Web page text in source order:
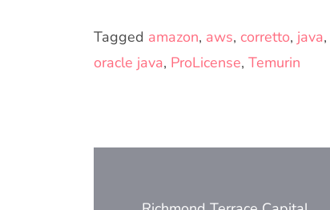
Tagged amazon, aws, corretto, java,
oracle java, ProLicense, Temurin